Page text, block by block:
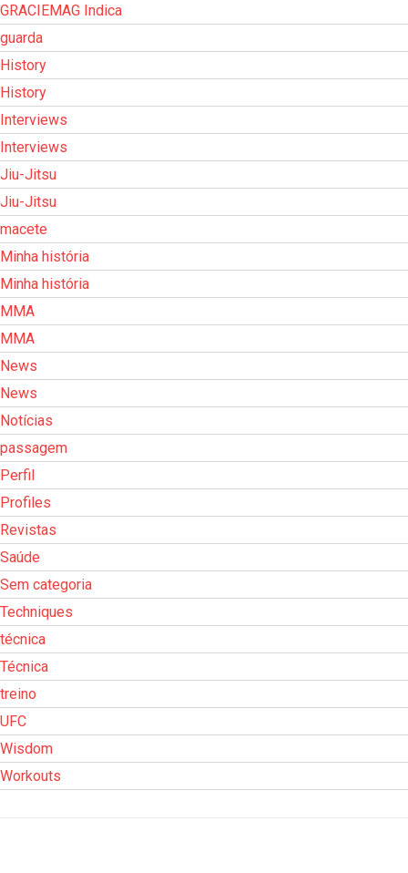
GRACIEMAG Indica
guarda
History
History
Interviews
Interviews
Jiu-Jitsu
Jiu-Jitsu
macete
Minha história
Minha história
MMA
MMA
News
News
Notícias
passagem
Perfil
Profiles
Revistas
Saúde
Sem categoria
Techniques
técnica
Técnica
treino
UFC
Wisdom
Workouts